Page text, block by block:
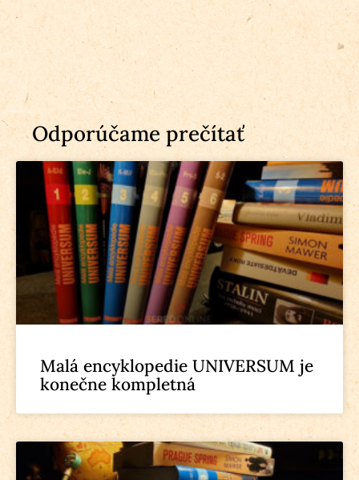
Odporúčame prečítať
Malá encyklopedie UNIVERSUM je
konečne kompletná